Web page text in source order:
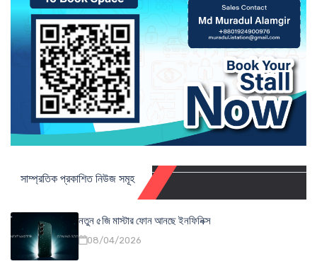
সাম্প্রতিক প্রকাশিত নিউজ সমূহ
নতুন ৫জি মাস্টার ফোন আনছে ইনফিনিক্স
08/04/2026